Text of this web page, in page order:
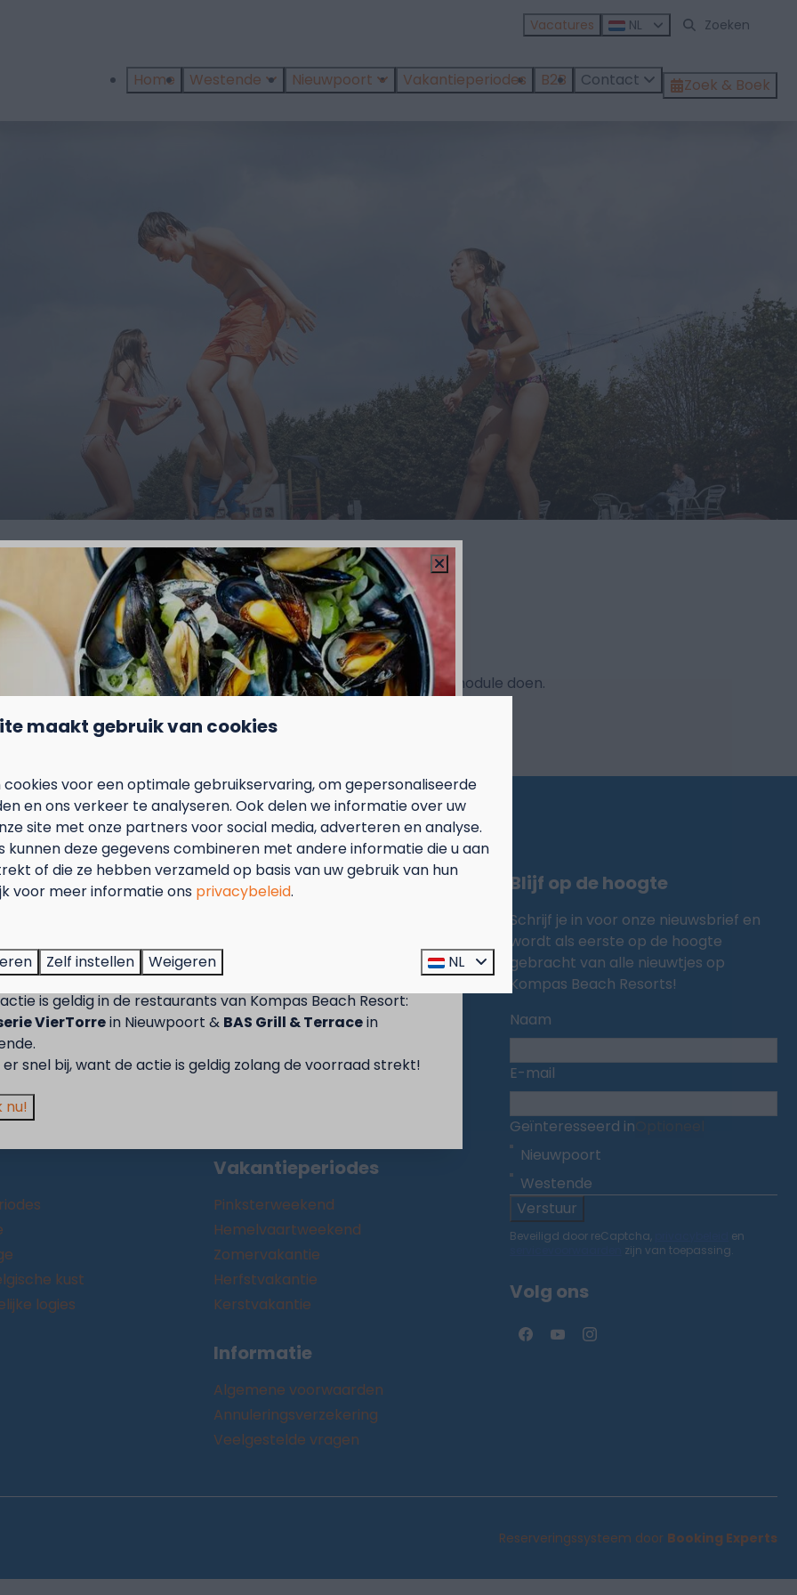
Vacatures NL
Home Westende Nieuwpoort Vakantieperiodes B2B Contact Zoek & Boek
of september, dan kan je dit rechtstreeks via de zoek & boek module doen.
betalen
kust
logies
Westende
Campers
Huurverblijf
Langverblijf
Acties
Plattegrond
Vakantieperiodes
Pinksterweekend
Hemelvaartweekend
Zomervakantie
Herfstvakantie
Kerstvakantie
Informatie
Algemene voorwaarden
Annuleringsverzekering
Veelgestelde vragen
Blijf op de hoogte
Schrijf je in voor onze nieuwsbrief en
wordt als eerste op de hoogte
gebracht van alle nieuwtjes op
Kompas Beach Resorts!
Naam
E-mail
Geïnteresseerd in
Nieuwpoort
Westende
Verstuur
Beveiligd door reCaptcha,
en
zijn van toepassing.
Volg ons
Reserveringssysteem door Booking Experts
van 2 t.e.m. 28 september van 50% korting op de mosselprijs
personen wanneer je een verblijf boekt!
is geldig in de restaurants van Kompas Beach Resort:
VierTorrein Nieuwpoort & BAS Grill & Terracein
er snel bij, want de actie is geldig zolang de voorraad strekt!
nu!
maakt gebruik van cookies
cookies voor een optimale gebruikservaring, om gepersonaliseerde
en ons verkeer te analyseren. Ook delen we informatie over uw
site met onze partners voor social media, adverteren en analyse.
kunnen deze gegevens combineren met andere informatie die u aan
of die ze hebben verzameld op basis van uw gebruik van hun
voor meer informatie ons privacybeleid.
Zelf instellen Weigeren NL